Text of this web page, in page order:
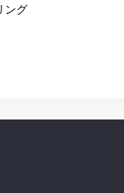
ング